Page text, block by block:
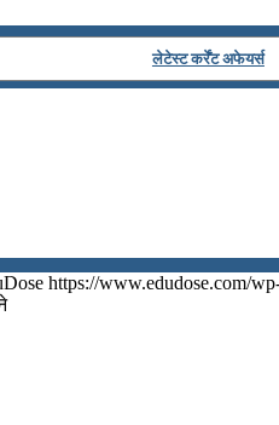
लेटेस्ट कर्रेंट अफेयर्स
https://www.edudose.com/